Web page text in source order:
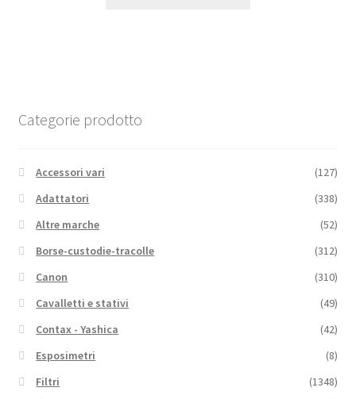
Categorie prodotto
Accessori vari
(127)
Adattatori
(338)
Altre marche
(52)
Borse-custodie-tracolle
(312)
Canon
(310)
Cavalletti e stativi
(49)
Contax - Yashica
(42)
Esposimetri
(8)
Filtri
(1348)